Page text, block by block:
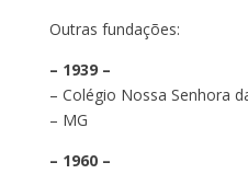
Outras fundações:
– 1939 –
– Colégio Nossa Senhora
– MG
– 1960 –